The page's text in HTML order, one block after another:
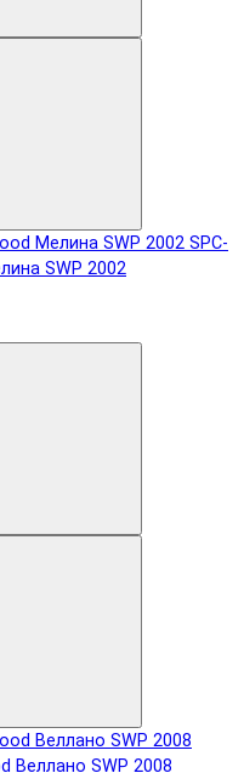
SPC-
SWP 2002
Веллано SWP 2008